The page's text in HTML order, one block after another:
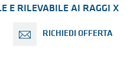
E RILEVABILE AI RAGGI X
RICHIEDI OFFERTA